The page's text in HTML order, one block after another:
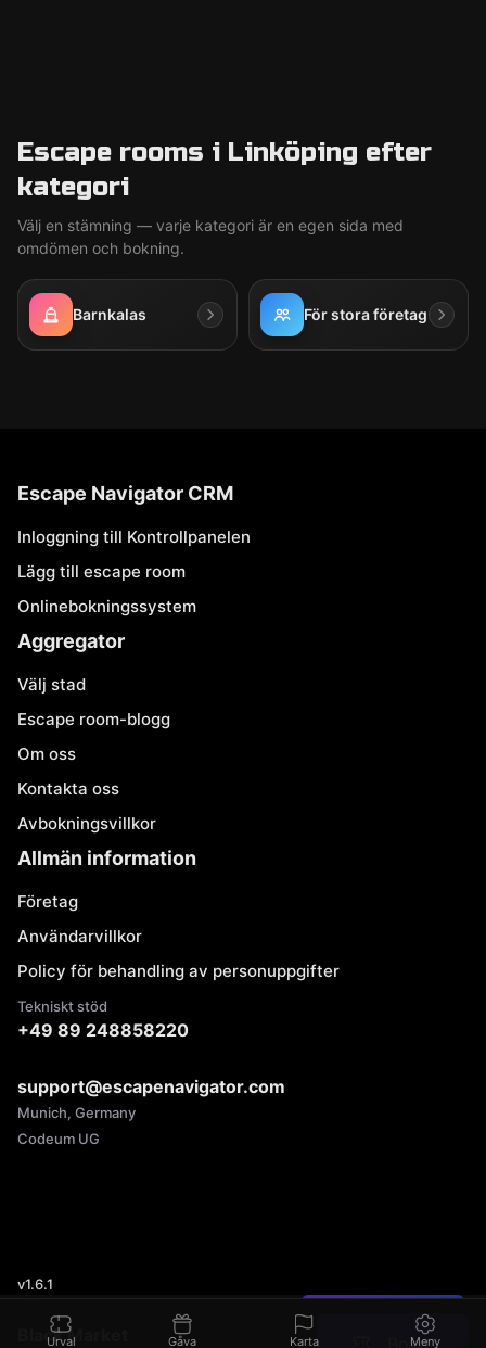
Black Market Boka
Escape rooms i Linköping efter
kategori
Välj en stämning — varje kategori är en egen sida med
omdömen och bokning.
Barnkalas För stora företag
Hittade du ett fel?
Escape Navigator CRM
Inloggning till Kontrollpanelen
Lägg till escape room
Onlinebokningssystem
Aggregator
Välj stad
Escape room-blogg
Om oss
Kontakta oss
Avbokningsvillkor
Allmän information
Företag
Användarvillkor
Policy för behandling av personuppgifter
Tekniskt stöd
+49 89 248858220
support@escapenavigator.com
Munich, Germany
Codeum UG
v1.6.1
Urval Gåva Karta Meny